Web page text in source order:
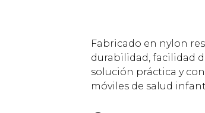
Fabricado en nylon
durabilidad, facilidad
solución práctica y
móviles de salud